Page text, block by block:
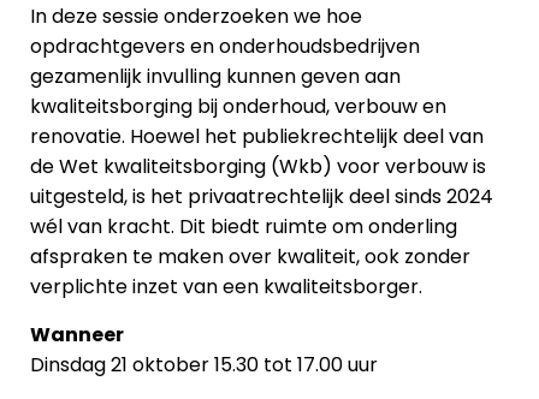
In deze sessie onderzoeken we hoe
opdrachtgevers en onderhoudsbedrijven
gezamenlijk invulling kunnen geven aan
kwaliteitsborging bij onderhoud, verbouw en
renovatie. Hoewel het publiekrechtelijk deel van
de Wet kwaliteitsborging (Wkb) voor verbouw is
uitgesteld, is het privaatrechtelijk deel sinds 2024
wél van kracht. Dit biedt ruimte om onderling
afspraken te maken over kwaliteit, ook zonder
verplichte inzet van een kwaliteitsborger.
Wanneer
Dinsdag 21 oktober 15.30 tot 17.00 uur